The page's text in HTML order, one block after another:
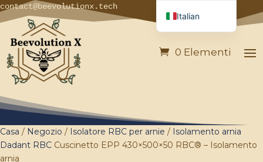
contact@beevolutionx.tech
0 Elementi
Casa / Negozio / Isolatore RBC per arnie / Isolamento arnia
Dadant RBC Cuscinetto EPP 430×500×50 RBC® – Isolamento
arnia
Italian
French
English